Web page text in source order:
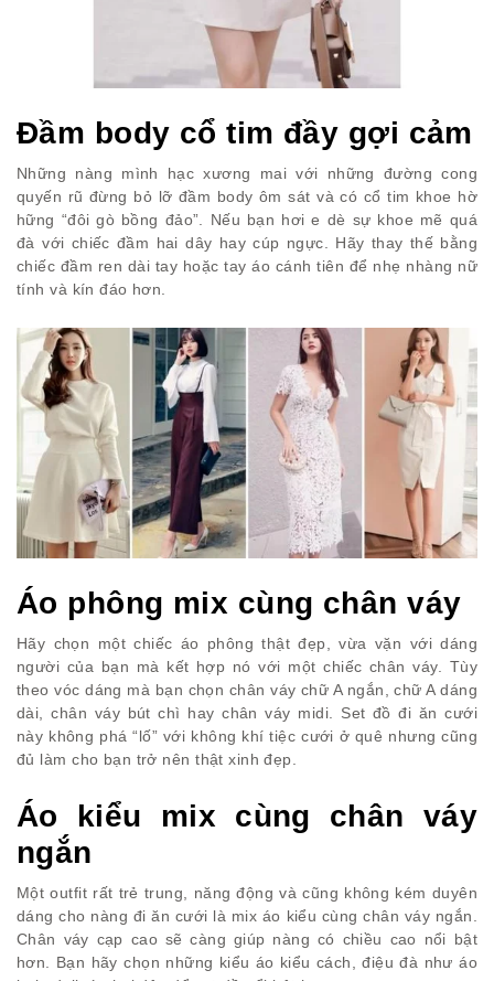
Đầm body cổ tim đầy gợi cảm
Những nàng mình hạc xương mai với những đường cong
quyến rũ đừng bỏ lỡ đầm body ôm sát và có cổ tim khoe hờ
hững “đôi gò bồng đảo”. Nếu bạn hơi e dè sự khoe mẽ quá
đà với chiếc đầm hai dây hay cúp ngực. Hãy thay thế bằng
chiếc đầm ren dài tay hoặc tay áo cánh tiên để nhẹ nhàng nữ
tính và kín đáo hơn.
Áo phông mix cùng chân váy
Hãy chọn một chiếc áo phông thật đẹp, vừa vặn với dáng
người của bạn mà kết hợp nó với một chiếc chân váy. Tùy
theo vóc dáng mà bạn chọn chân váy chữ A ngắn, chữ A dáng
dài, chân váy bút chì hay chân váy midi. Set đồ đi ăn cưới
này không phá “lố” với không khí tiệc cưới ở quê nhưng cũng
đủ làm cho bạn trở nên thật xinh đẹp.
Áo kiểu mix cùng chân váy
ngắn
Một outfit rất trẻ trung, năng động và cũng không kém duyên
dáng cho nàng đi ăn cưới là mix áo kiểu cùng chân váy ngắn.
Chân váy cạp cao sẽ càng giúp nàng có chiều cao nổi bật
hơn. Bạn hãy chọn những kiểu áo kiểu cách, điệu đà như áo